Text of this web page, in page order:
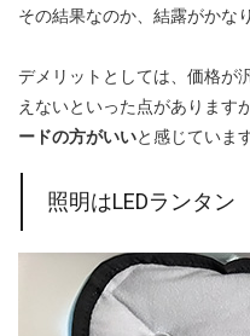
その結果なのか、結露がかな
デメリットとしては、価格が
えないといった点があります
ードの方がいいと感じています
照明はLEDランタン